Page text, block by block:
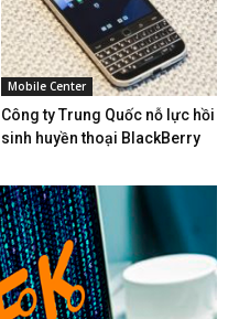
Mobile Center
Công ty Trung Quốc nỗ lực hồi
sinh huyền thoại BlackBerry